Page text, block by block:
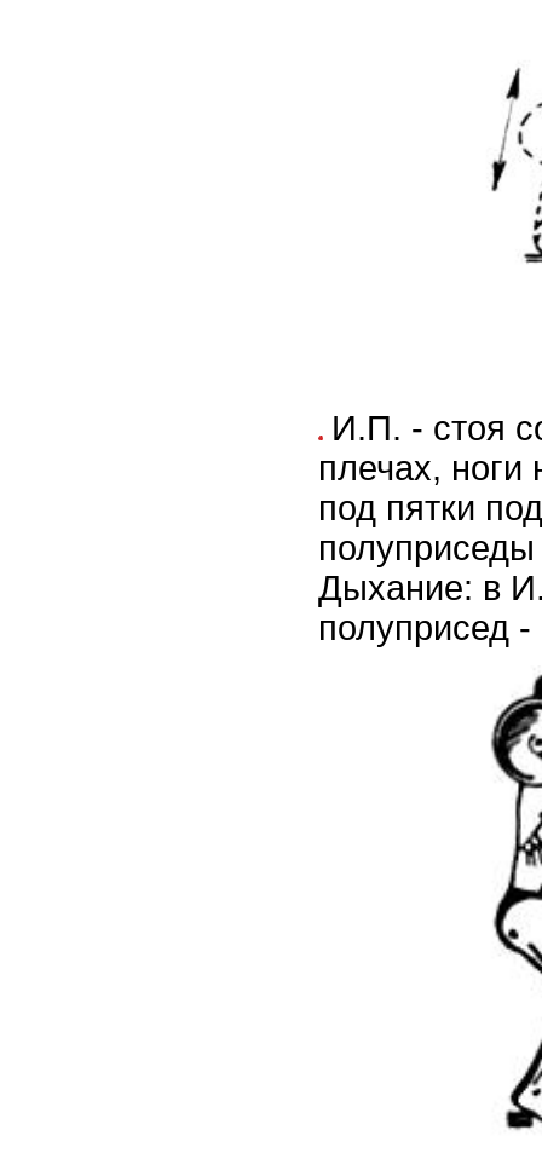
И.П. - стоя
плечах,
под пятки
Дыхание: в
полуприсед